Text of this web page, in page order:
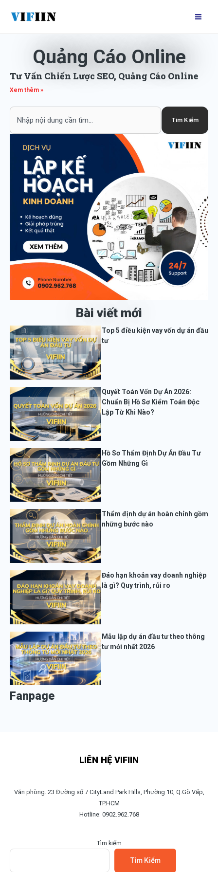
nội
Quảng Cáo Online
Tư Vấn Chiến Lược SEO, Quảng Cáo Online
Xem thêm »
Tìm Kiếm
Bài viết mới
Top 5 điều kiện vay vốn dự án đầu
tư
Quyết Toán Vốn Dự Án 2026:
Chuẩn Bị Hồ Sơ Kiểm Toán Độc
Lập Từ Khi Nào?
Hồ Sơ Thẩm Định Dự Án Đầu Tư
Gồm Những Gì
Thẩm định dự án hoàn chỉnh gồm
những bước nào
Đáo hạn khoản vay doanh nghiệp
là gì? Quy trình, rủi ro
Mẫu lập dự án đầu tư theo thông
tư mới nhất 2026
Fanpage
LIÊN HỆ VIFIIN
Văn phòng: 23 Đường số 7 CityLand Park Hills, Phường 10, Q.Gò Vấp,
TP.HCM
Hotline: 0902.962.768
Tìm kiếm
Tìm Kiếm